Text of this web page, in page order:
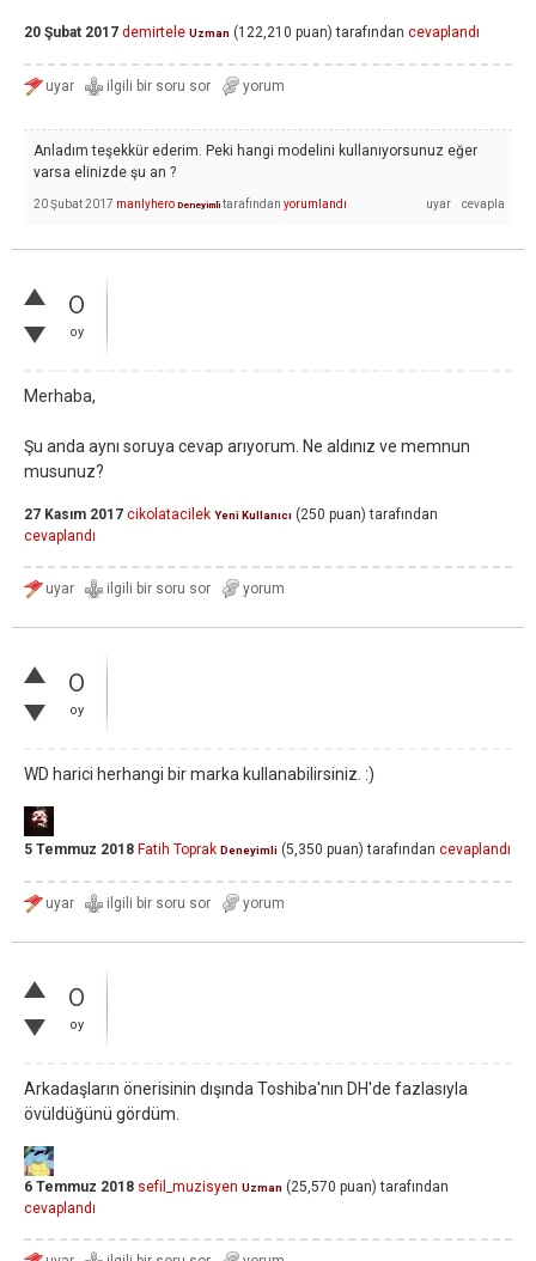
20 Şubat 2017 demirtele Uzman (122,210 puan) tarafından cevaplandı
Anladım teşekkür ederim. Peki hangi modelini kullanıyorsunuz eğer
varsa elinizde şu an ?
20 Şubat 2017 manlyhero Deneyimli tarafından yorumlandı
0
oy
Merhaba,
Şu anda aynı soruya cevap arıyorum. Ne aldınız ve memnun
musunuz?
27 Kasım 2017 cikolatacilek Yeni Kullanıcı (250 puan) tarafından
cevaplandı
0
oy
WD harici herhangi bir marka kullanabilirsiniz. :)
5 Temmuz 2018 Fatih Toprak Deneyimli (5,350 puan) tarafından cevaplandı
0
oy
Arkadaşların önerisinin dışında Toshiba'nın DH'de fazlasıyla
övüldüğünü gördüm.
6 Temmuz 2018 sefil_muzisyen Uzman (25,570 puan) tarafından
cevaplandı